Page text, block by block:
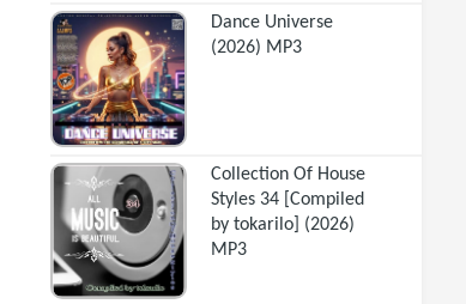
Dance Universe
(2026) MP3
Collection Of House
Styles 34 [Compiled
by tokarilo] (2026)
MP3